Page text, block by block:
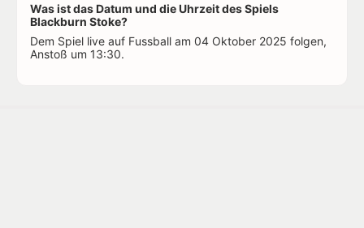
Was ist das Datum und die Uhrzeit des Spiels
Blackburn Stoke?
Dem Spiel live auf Fussball am 04 Oktober 2025 folgen,
Anstoß um 13:30.